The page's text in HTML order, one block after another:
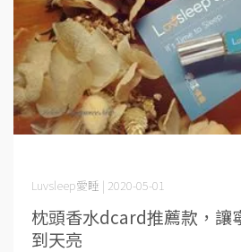
枕頭香水dcard推薦款，讓
到天亮
Luvsleep愛睡 | 2020-05-01